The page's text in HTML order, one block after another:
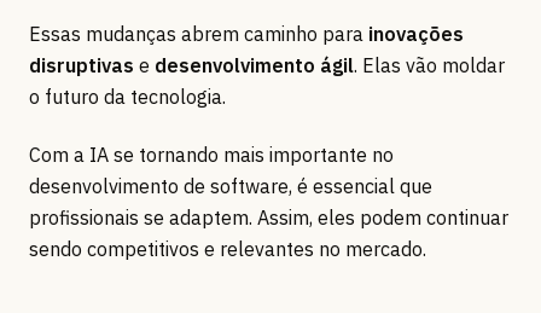
Essas mudanças abrem caminho para inovações
disruptivas e desenvolvimento ágil. Elas vão moldar
o futuro da tecnologia.
Com a IA se tornando mais importante no
desenvolvimento de software, é essencial que
profissionais se adaptem. Assim, eles podem continuar
sendo competitivos e relevantes no mercado.